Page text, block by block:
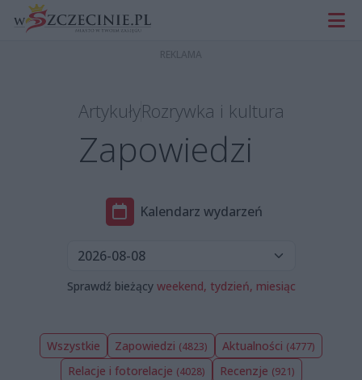
ArtykułyRozrywka i kultura
Zapowiedzi
Kalendarz wydarzeń
Sprawdź bieżący weekend, tydzień, miesiąc
Wszystkie Zapowiedzi (4823) Aktualności (4777)
Relacje i fotorelacje (4028) Recenzje (921)